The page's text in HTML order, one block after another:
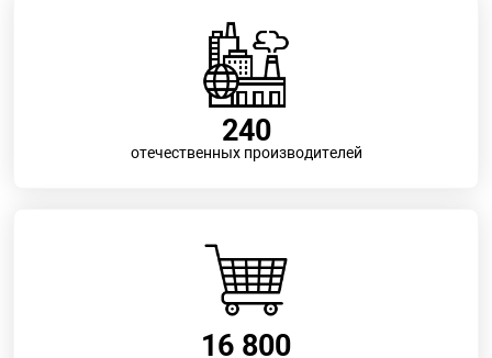
240
отечественных производителей
16 800